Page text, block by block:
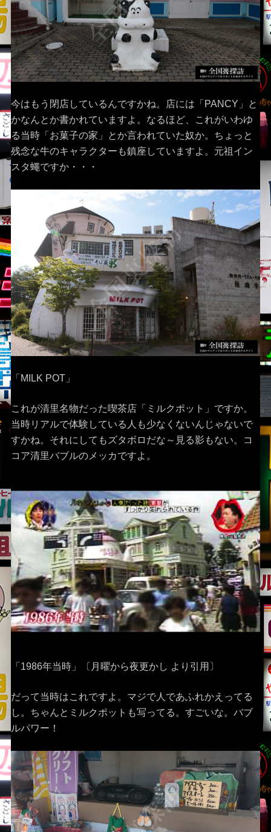
今はもう閉店しているんですかね。店には「PANCY」と
かなんとか書かれていますよ。なるほど、これがいわゆ
る当時「お菓子の家」とか言われていた奴か。ちょっと
残念な牛のキャラクターも鎮座していますよ。元祖イン
スタ蠅ですか・・・
「MILK POT」
これが清里名物だった喫茶店「ミルクポット」ですか。
当時リアルで体験している人も少なくないんじゃないで
すかね。それにしてもズタボロだな～見る影もない。コ
コア清里バブルのメッカですよ。
「1986年当時」〔月曜から夜更かし より引用〕
だって当時はこれですよ。マジで人であふれかえってる
し。ちゃんとミルクポットも写ってる。すごいな。バブ
ルパワー！